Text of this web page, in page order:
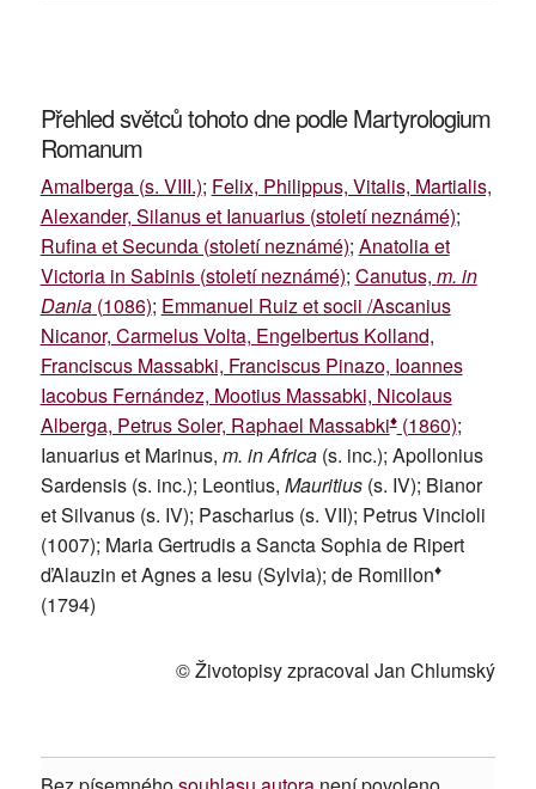
Přehled světců tohoto dne podle Martyrologium
Romanum
Amalberga (s. VIII.); Felix, Philippus, Vitalis, Martialis,
Alexander, Silanus et Ianuarius (století neznámé);
Rufina et Secunda (století neznámé); Anatolia et
Victoria in Sabinis (století neznámé); Canutus, m. in
Dania(1086); Emmanuel Ruiz et socii /Ascanius
Nicanor, Carmelus Volta, Engelbertus Kolland,
Franciscus Massabki, Franciscus Pinazo, Ioannes
Iacobus Fernández, Mootius Massabki, Nicolaus
Alberga, Petrus Soler, Raphael Massabki♦(1860);
Ianuarius et Marinus, m. in Africa(s. inc.); Apollonius
Sardensis (s. inc.); Leontius, Mauritius(s. IV); Bianor
et Silvanus (s. IV); Pascharius (s. VII); Petrus Vincioli
(1007); Maria Gertrudis a Sancta Sophia de Ripert
ďAlauzin et Agnes a Iesu (Sylvia); de Romillon♦
(1794)
© Životopisy zpracoval Jan Chlumský